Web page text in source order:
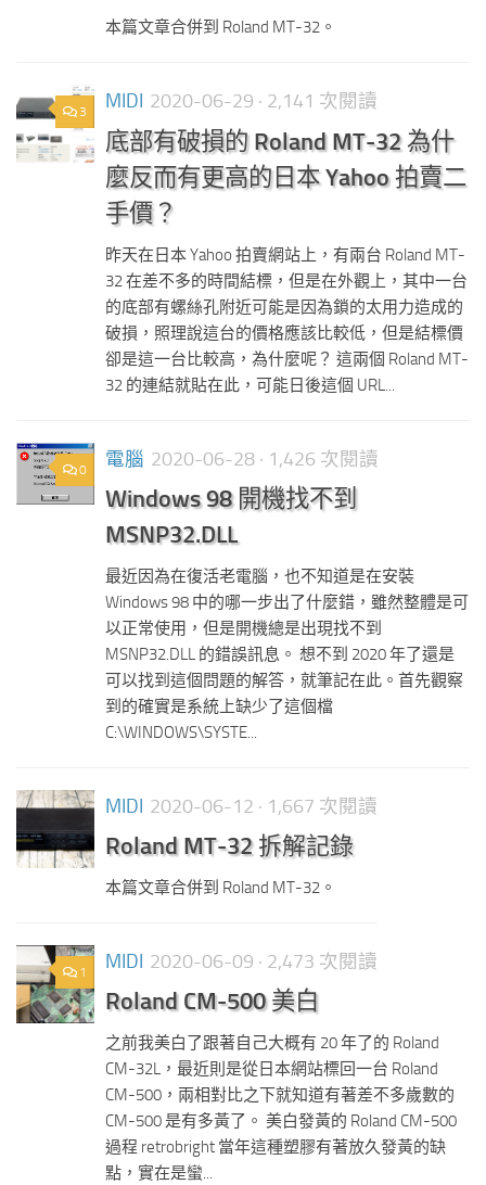
本篇文章合併到 Roland MT-32。
3 MIDI 2020-06-29 · 2,141 次閱讀
底部有破損的 Roland MT-32 為什
麼反而有更高的日本 Yahoo 拍賣二
手價？
昨天在日本 Yahoo 拍賣網站上，有兩台 Roland MT-
32 在差不多的時間結標，但是在外觀上，其中一台
的底部有螺絲孔附近可能是因為鎖的太用力造成的
破損，照理說這台的價格應該比較低，但是結標價
卻是這一台比較高，為什麼呢？ 這兩個 Roland MT-
32 的連結就貼在此，可能日後這個 URL...
0 電腦 2020-06-28 · 1,426 次閱讀
Windows 98 開機找不到
MSNP32.DLL
最近因為在復活老電腦，也不知道是在安裝
Windows 98 中的哪一步出了什麼錯，雖然整體是可
以正常使用，但是開機總是出現找不到
MSNP32.DLL 的錯誤訊息。 想不到 2020 年了還是
可以找到這個問題的解答，就筆記在此。首先觀察
到的確實是系統上缺少了這個檔
C:\WINDOWS\SYSTE...
MIDI 2020-06-12 · 1,667 次閱讀
Roland MT-32 拆解記錄
本篇文章合併到 Roland MT-32。
1 MIDI 2020-06-09 · 2,473 次閱讀
Roland CM-500 美白
之前我美白了跟著自己大概有 20 年了的 Roland
CM-32L，最近則是從日本網站標回一台 Roland
CM-500，兩相對比之下就知道有著差不多歲數的
CM-500 是有多黃了。 美白發黃的 Roland CM-500
過程 retrobright 當年這種塑膠有著放久發黃的缺
點，實在是蠻...